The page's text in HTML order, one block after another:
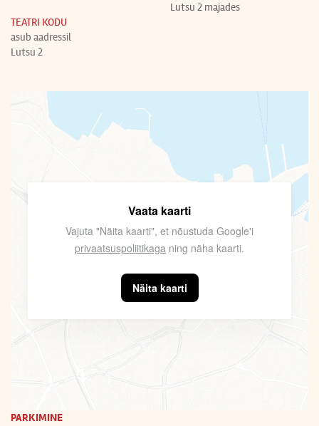
Lutsu 2 majades
TEATRI KODU
asub aadressil
Lutsu 2
Vaata kaarti
Vajuta "Näita kaarti", et nõustuda Google'i
privaatsuspoliitikaga ning näha kaarti.
Näita kaarti
PARKIMINE